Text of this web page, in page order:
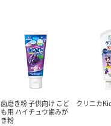
歯磨き粉 子供向け こど
も用 ハイチュウ歯みが
き粉
クリニカ